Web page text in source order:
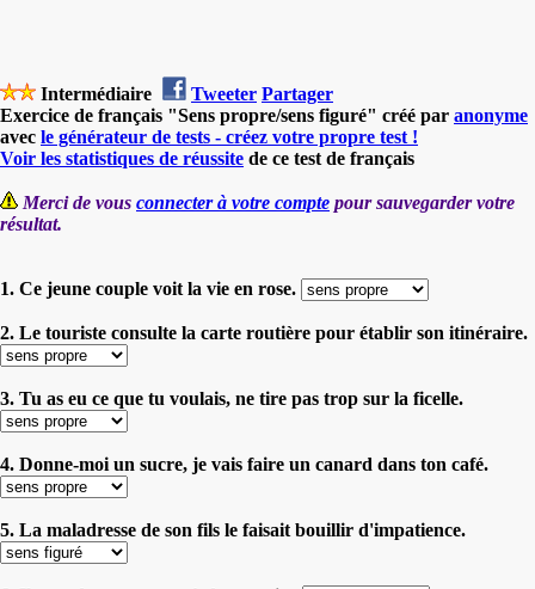
Intermédiaire Tweeter Partager
Exercice de français "Sens propre/sens figuré" créé par anonyme
avec le générateur de tests - créez votre propre test !
Voir les statistiques de réussite de ce test de français
Merci de vous connecter à votre compte pour sauvegarder votre
résultat.
1. Ce jeune couple voit la vie en rose.
2. Le touriste consulte la carte routière pour établir son itinéraire.
3. Tu as eu ce que tu voulais, ne tire pas trop sur la ficelle.
4. Donne-moi un sucre, je vais faire un canard dans ton café.
5. La maladresse de son fils le faisait bouillir d'impatience.